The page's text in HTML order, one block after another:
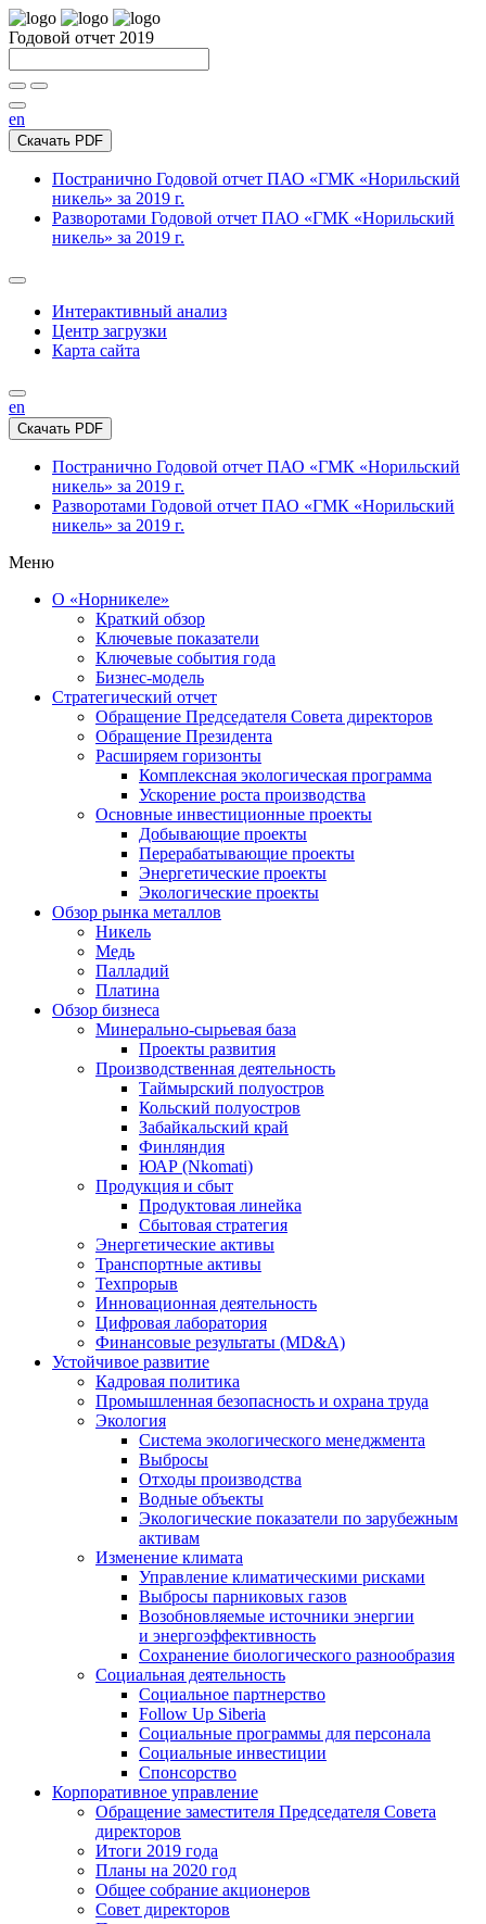
Годовой отчет 2019
en
Скачать PDF
Постранично Годовой отчет ПАО «ГМК «Норильский
никель» за 2019 г.
Разворотами Годовой отчет ПАО «ГМК «Норильский
никель» за 2019 г.
Интерактивный анализ
Центр загрузки
Карта сайта
en
Скачать PDF
Постранично Годовой отчет ПАО «ГМК «Норильский
никель» за 2019 г.
Разворотами Годовой отчет ПАО «ГМК «Норильский
никель» за 2019 г.
Меню
О «Норникеле»
Краткий обзор
Ключевые показатели
Ключевые события года
Бизнес-модель
Стратегический отчет
Обращение Председателя Совета директоров
Обращение Президента
Расширяем горизонты
Комплексная экологическая программа
Ускорение роста производства
Основные инвестиционные проекты
Добывающие проекты
Перерабатывающие проекты
Энергетические проекты
Экологические проекты
Обзор рынка металлов
Никель
Медь
Палладий
Платина
Обзор бизнеса
Минерально-сырьевая база
Проекты развития
Производственная деятельность
Таймырский полуостров
Кольский полуостров
Забайкальский край
Финляндия
ЮАР (Nkomati)
Продукция и сбыт
Продуктовая линейка
Сбытовая стратегия
Энергетические активы
Транспортные активы
Техпрорыв
Инновационная деятельность
Цифровая лаборатория
Финансовые результаты (MD&A)
Устойчивое развитие
Кадровая политика
Промышленная безопасность и охрана труда
Экология
Система экологического менеджмента
Выбросы
Отходы производства
Водные объекты
Экологические показатели по зарубежным
активам
Изменение климата
Управление климатическими рисками
Выбросы парниковых газов
Возобновляемые источники энергии
и энергоэффективность
Сохранение биологического разнообразия
Социальная деятельность
Социальное партнерство
Follow Up Siberia
Социальные программы для персонала
Социальные инвестиции
Спонсорство
Корпоративное управление
Обращение заместителя Председателя Совета
директоров
Итоги 2019 года
Планы на 2020 год
Общее собрание акционеров
Совет директоров